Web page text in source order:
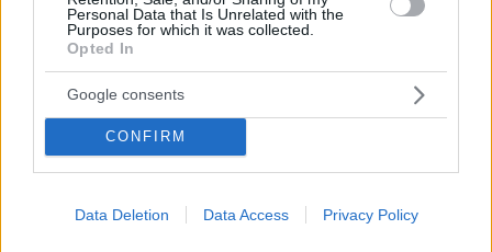
Personal Data that Is Unrelated with the
Purposes for which it was collected.
Opted In
Google consents
CONFIRM
Data Deletion Data Access Privacy Policy
Γιατί δεν έσωσα το κουτάβι: Ο ερευνητής που
κατέγραφε τη συμβίωση του μικρού σκυλιού με
αγέλη λύκων εξηγεί γιατί δεν επενέβη, όταν το
είδε άρρωστο
06.08.2026, 19:34
Πώς έγινε η τραγωδία με την νεκρή